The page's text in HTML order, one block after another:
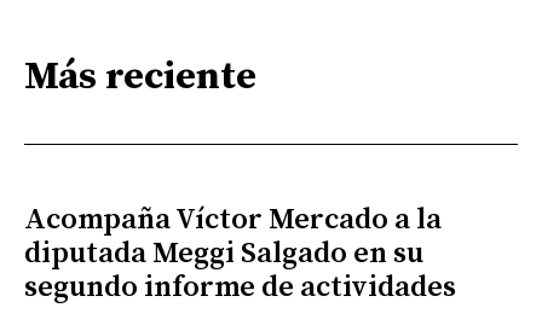
Más reciente
Acompaña Víctor Mercado a la
diputada Meggi Salgado en su
segundo informe de actividades